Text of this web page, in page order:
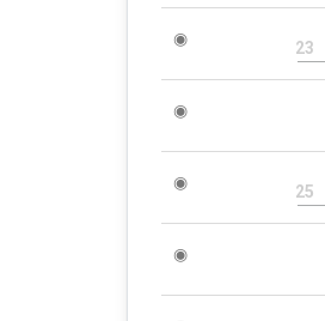
◉ 23
◉
◉ 25
◉